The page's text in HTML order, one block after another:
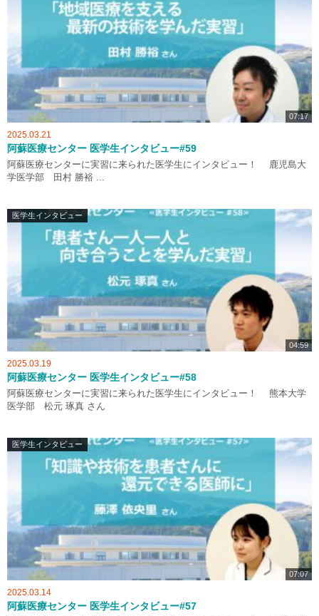
07:17
2025.03.21
阿蘇医療センター 医学生インタビュー#59
阿蘇医療センターに実習に来られた医学生にインタビュー！ 鹿児島大
学医学部 田村 勝裕 ...
医学生インタビュー
04:59
2025.03.19
阿蘇医療センター 医学生インタビュー#58
阿蘇医療センターに実習に来られた医学生にインタビュー！ 熊本大学
医学部 松元 琢真 さん
医学生インタビュー
07:07
2025.03.14
阿蘇医療センター 医学生インタビュー#57